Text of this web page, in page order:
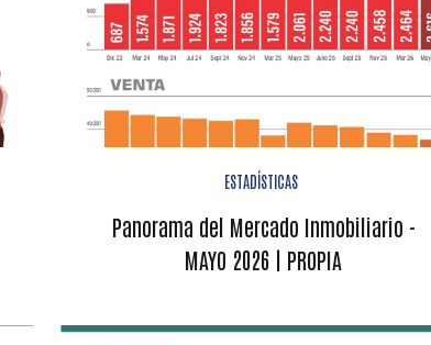
ESTADÍSTICAS
Panorama del Mercado Inmobiliario -
MAYO 2026 | PROPIA